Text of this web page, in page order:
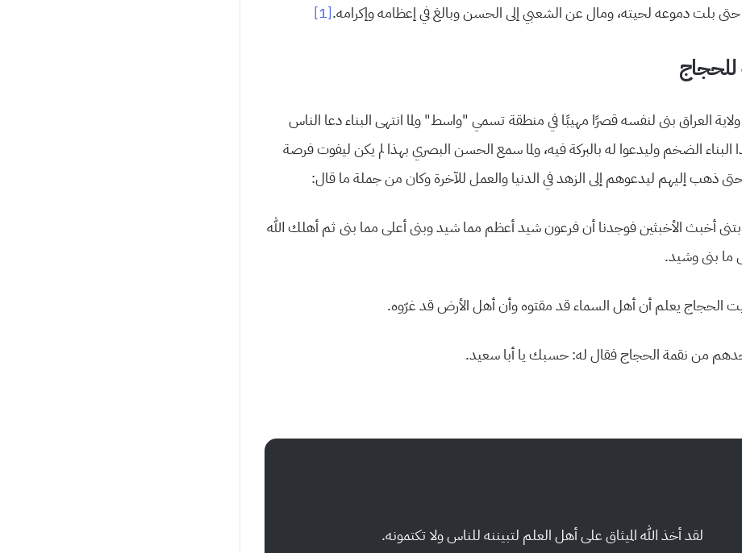
بلت دموعه لحيته، ومال عن الشعبي إلى الحسن وبالغ في إعظامه وإكرامه.[1]
ولاية العراق بنى لنفسه قصرًا مهيبًا في منطقة تسمي “واسط” ولما انتهى البناء دعا الناس
البناء الضخم وليدعوا له بالبركة فيه، ولما سمع الحسن البصري بهذا لم يكن ليفوت فرصة
ذهب إليهم ليدعوهم إلى الزهد في الدنيا والعمل للآخرة وكان من جملة ما قال:
ابتنى أخبث الأخبثين فوجدنا أن فرعون شيد أعظم مما شيد وبنى أعلى مما بنى ثم أهلك الله
ما بنى وشيد.
الحجاج يعلم أن أهل السماء قد مقتوه وأن أهل الأرض قد غرّوه.
من نقمة الحجاج فقال له: حسبك يا أبا سعيد.
لقد أخذ الله الميثاق على أهل العلم لتبيننه للناس ولا تكتمونه.